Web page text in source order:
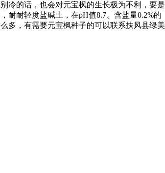
冷的话，也会对元宝枫的生长极为不利，要是
耐耐轻度盐碱土，在pH值8.7、含盐量0.2%的
多，有需要元宝枫种子的可以联系扶风县绿美